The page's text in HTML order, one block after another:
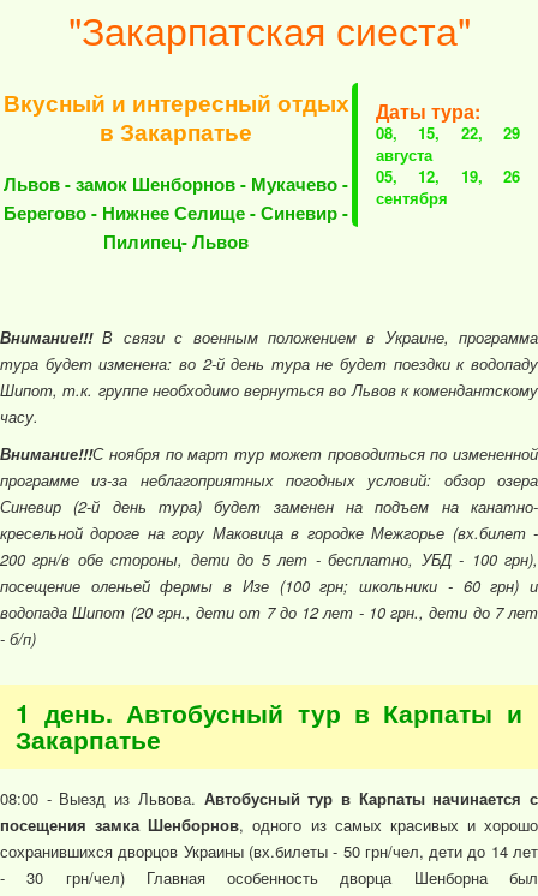
"Закарпатская сиеста"
Даты тура:
08, 15, 22, 29
августа
05, 12, 19, 26
сентября
Вкусный и интересный отдых
в Закарпатье
Львов - замок Шенборнов - Мукачево -
Берегово - Нижнее Селище - Синевир -
Пилипец- Львов
Внимание!!!В связи с военным положением в Украине, программа
тура будет изменена: во 2-й день тура не будет поездки к водопаду
Шипот, т.к. группе необходимо вернуться во Львов к комендантскому
часу.
Внимание!!!С ноября по март тур может проводиться по измененной
программе из-за неблагоприятных погодных условий: обзор озера
Синевир (2-й день тура) будет заменен на подъем на канатно-
кресельной дороге на гору Маковица в городке Межгорье (вх.билет -
200 грн/в обе стороны, дети до 5 лет - бесплатно, УБД - 100 грн),
посещение оленьей фермы в Изе (100 грн; школьники - 60 грн) и
водопада Шипот (20 грн., дети от 7 до 12 лет - 10 грн., дети до 7 лет
- б/п)
1 день. Автобусный тур в Карпаты и
Закарпатье
08:00 - Выезд из Львова. Автобусный тур в Карпаты начинается с
посещения замка Шенборнов, одного из самых красивых и хорошо
сохранившихся дворцов Украины (вх.билеты - 50 грн/чел, дети до 14 лет
- 30 грн/чел) Главная особенность дворца Шенборна был